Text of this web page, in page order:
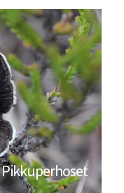
Pikkuperhoset